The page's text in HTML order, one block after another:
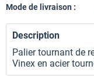
Mode de livraison :
Description
Palier tournant de
Vinex en acier